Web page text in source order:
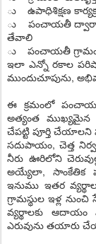
ు ఉపాధిశిక్షణ
ు పంచాయతీ ద్వారా
తేవాలి
ు పంచాయతీ
ఇలా ఎన్నో రకాల
ముందుచూపును,
ఈ క్రమంలో
అత్యంత
చేపట్టి పూర్తి
సదుపాయం, చెత్త
నీరు ఊరిలోని
అయ్యేలా, సాంకేతిక
ఇనుము ఇతర
గ్రామస్థుల ఇళ్ల
వ్యర్థాలకు
ఎరువును తయారు